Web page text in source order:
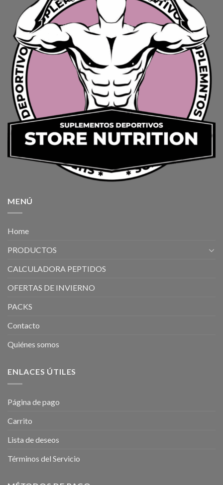
MENÚ
Home
PRODUCTOS
CALCULADORA PEPTIDOS
OFERTAS DE INVIERNO
PACKS
Contacto
Quiénes somos
ENLACES ÚTILES
Página de pago
Carrito
Lista de deseos
Términos del Servicio